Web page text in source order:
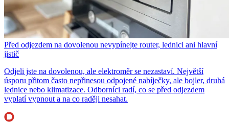
Před odjezdem na dovolenou nevypínejte router, lednici ani hlavní
jistič
Odjeli jste na dovolenou, ale elektroměr se nezastaví. Největší
úsporu přitom často nepřinesou odpojené nabíječky, ale bojler, druhá
lednice nebo klimatizace. Odborníci radí, co se před odjezdem
vyplatí vypnout a na co raději nesahat.